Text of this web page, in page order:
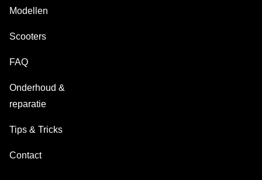
Modellen
Scooters
FAQ
Onderhoud &
reparatie
Tips & Tricks
Contact